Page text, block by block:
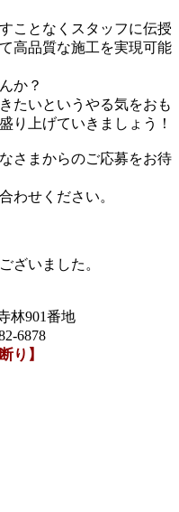
ことなくスタッフに伝授
高品質な施工を実現可能
か？
たいというやる気をおも
り上げていきましょう！
さまからのご応募をお待
わせください。
ざいました。
林901番地
6878
り】